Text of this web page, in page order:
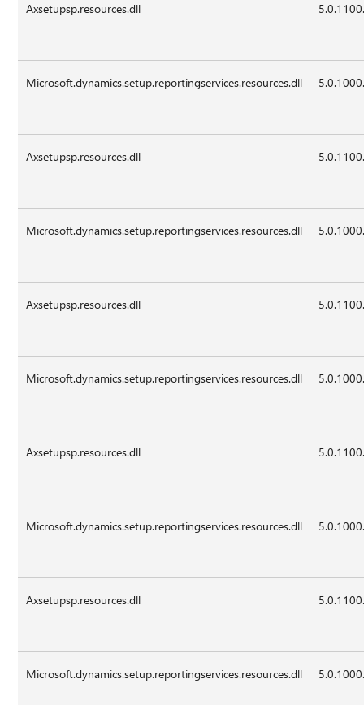
Axsetupsp.resources.dll
Microsoft.dynamics.setup.reportingservices.resources.dll
Axsetupsp.resources.dll
Microsoft.dynamics.setup.reportingservices.resources.dll
Axsetupsp.resources.dll
Microsoft.dynamics.setup.reportingservices.resources.dll
Axsetupsp.resources.dll
Microsoft.dynamics.setup.reportingservices.resources.dll
Axsetupsp.resources.dll
Microsoft.dynamics.setup.reportingservices.resources.dll